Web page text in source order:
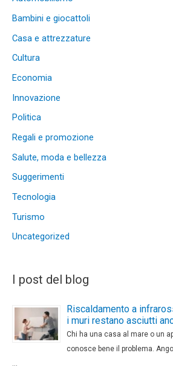
Bambini e giocattoli
Casa e attrezzature
Cultura
Economia
Innovazione
Politica
Regali e promozione
Salute, moda e bellezza
Suggerimenti
Tecnologia
Turismo
Uncategorized
I post del blog
Riscaldamento a
i muri restano asciutti
Chi ha una casa al mare o un
conosce bene il problema.
…